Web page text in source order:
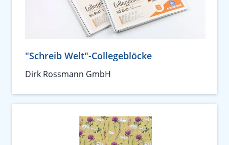
"Schreib Welt"-Collegeblöcke
Dirk Rossmann GmbH